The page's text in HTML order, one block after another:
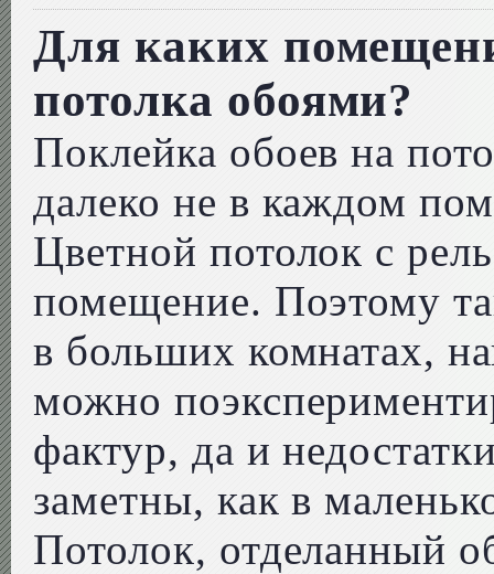
Для каких
потолка обоями?
Поклейка обоев на
далеко не в каждом
Цветной потолок с
помещение. Поэтому
в больших комнатах,
можно
фактур, да и
заметны, как в
Потолок, отделанный